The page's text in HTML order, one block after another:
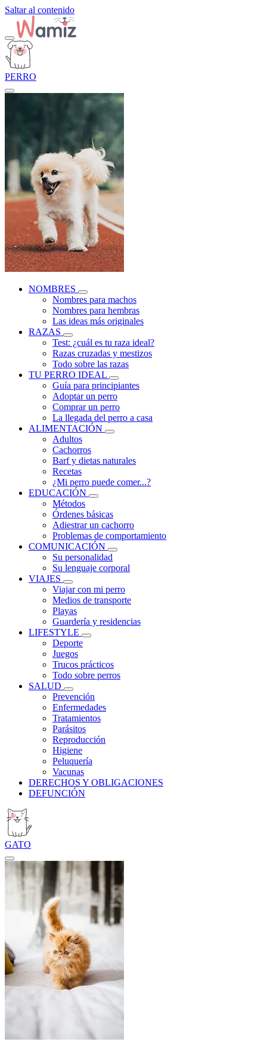
Saltar al contenido
PERRO
NOMBRES
Nombres para machos
Nombres para hembras
Las ideas más originales
RAZAS
Test: ¿cuál es tu raza ideal?
Razas cruzadas y mestizos
Todo sobre las razas
TU PERRO IDEAL
Guía para principiantes
Adoptar un perro
Comprar un perro
La llegada del perro a casa
ALIMENTACIÓN
Adultos
Cachorros
Barf y dietas naturales
Recetas
¿Mi perro puede comer...?
EDUCACIÓN
Métodos
Órdenes básicas
Adiestrar un cachorro
Problemas de comportamiento
COMUNICACIÓN
Su personalidad
Su lenguaje corporal
VIAJES
Viajar con mi perro
Medios de transporte
Playas
Guardería y residencias
LIFESTYLE
Deporte
Juegos
Trucos prácticos
Todo sobre perros
SALUD
Prevención
Enfermedades
Tratamientos
Parásitos
Reproducción
Higiene
Peluquería
Vacunas
DERECHOS Y OBLIGACIONES
DEFUNCIÓN
GATO